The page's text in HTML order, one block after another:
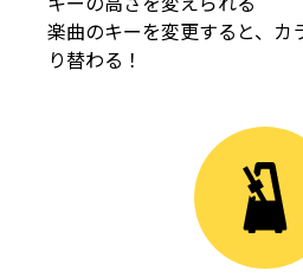
楽曲のキーを変更すると、カ
り替わる！